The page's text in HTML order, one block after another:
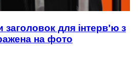
заголовок для інтерв'ю з
на фото